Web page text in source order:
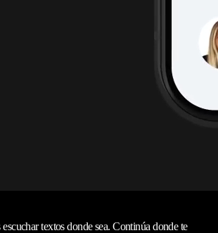
textos donde sea. Continúa donde te